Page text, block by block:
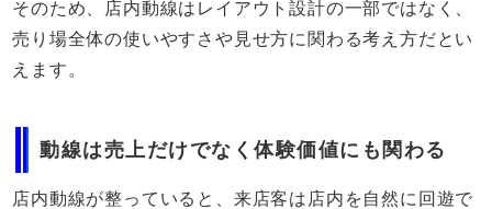
そのため、店内動線はレイアウト設計の一部ではなく、
売り場全体の使いやすさや見せ方に関わる考え方だとい
えます。
動線は売上だけでなく体験価値にも関わる
店内動線が整っていると、来店客は店内を自然に回遊で